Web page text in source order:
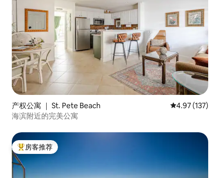
产权公寓 ｜ St. Pete Beach 平均评分 4.97
4.97 (137)
海滨附近的完美公寓
热门「房客推荐」
房客推荐